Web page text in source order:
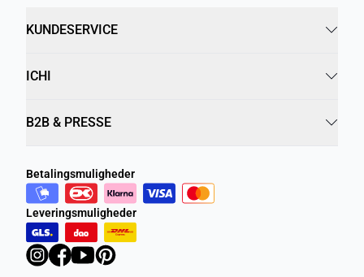
KUNDESERVICE
ICHI
B2B & PRESSE
Betalingsmuligheder
Leveringsmuligheder